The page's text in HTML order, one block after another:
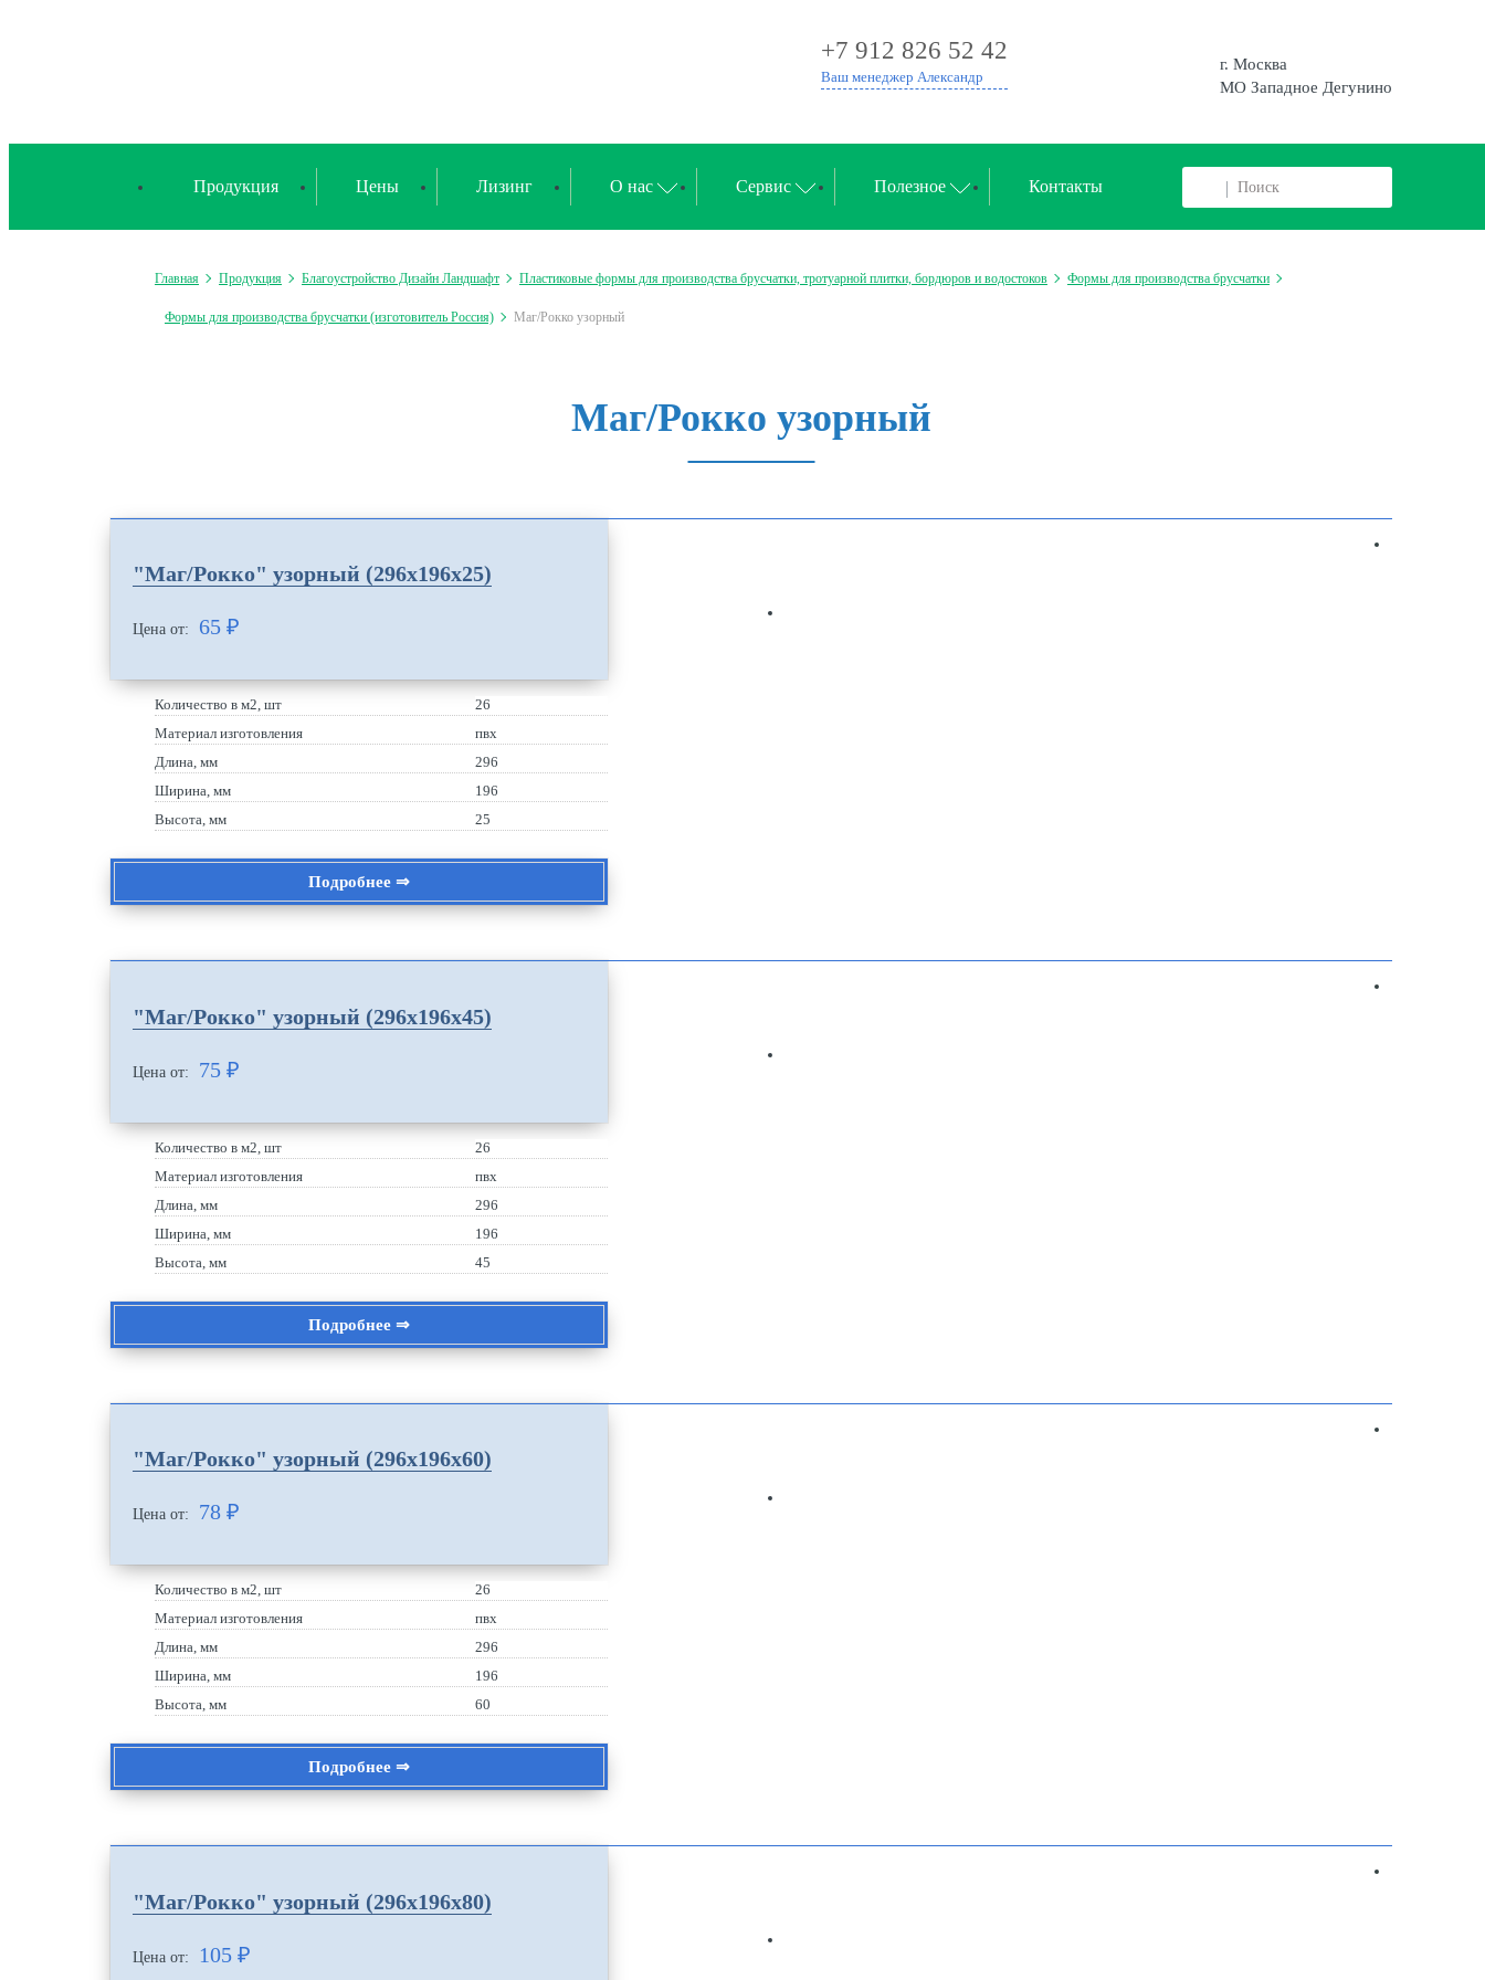
+7 912 826 52 42
Ваш менеджер Александр
г. Москва
МО Западное Дегунино
Продукция Цены Лизинг О нас Сервис Полезное Контакты
Главная Продукция Благоустройство Дизайн Ландшафт Пластиковые формы для производства брусчатки, тротуарной плитки, бордюров и водостоков Формы для производства брусчатки
Формы для производства брусчатки (изготовитель Россия) Маг/Рокко узорный
Маг/Рокко узорный
"Маг/Рокко" узорный (296х196х25)
Цена от: 65 ₽
Количество в м2, шт
26
Материал изготовления
пвх
Длина, мм
296
Ширина, мм
196
Высота, мм
25
Подробнее ⇒
"Маг/Рокко" узорный (296х196х45)
Цена от: 75 ₽
Количество в м2, шт
26
Материал изготовления
пвх
Длина, мм
296
Ширина, мм
196
Высота, мм
45
Подробнее ⇒
"Маг/Рокко" узорный (296х196х60)
Цена от: 78 ₽
Количество в м2, шт
26
Материал изготовления
пвх
Длина, мм
296
Ширина, мм
196
Высота, мм
60
Подробнее ⇒
"Маг/Рокко" узорный (296х196х80)
Цена от: 105 ₽